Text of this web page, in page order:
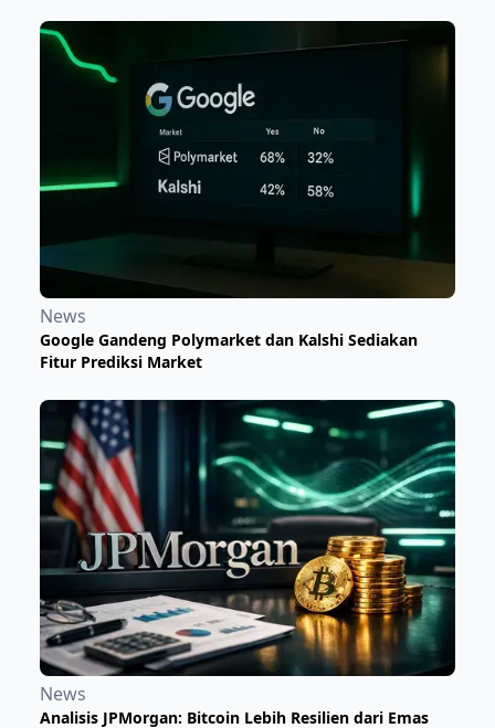
News
Google Gandeng Polymarket dan Kalshi Sediakan
Fitur Prediksi Market
News
Analisis JPMorgan: Bitcoin Lebih Resilien dari Emas